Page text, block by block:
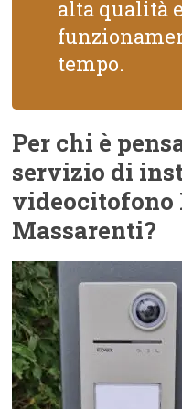
alta qualità
tempo.
Per chi è
servizio di
videocitofono
Massarenti?